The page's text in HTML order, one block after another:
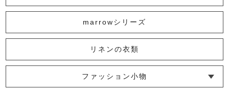
marrowシリーズ
リネンの衣類
ファッション小物